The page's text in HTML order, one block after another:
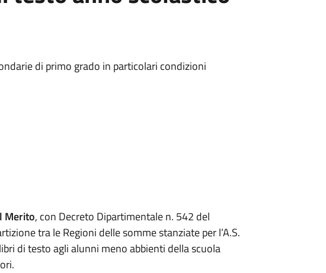
di primo grado in particolari condizioni
Merito, con Decreto Dipartimentale n. 542 del
tra le Regioni delle somme stanziate per l’A.S.
di testo agli alunni meno abbienti della scuola